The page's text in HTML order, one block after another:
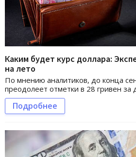
Каким будет курс доллара:
на лето
По мнению аналитиков, до конца
преодолеет отметки в 28 гривен за
Подробнее